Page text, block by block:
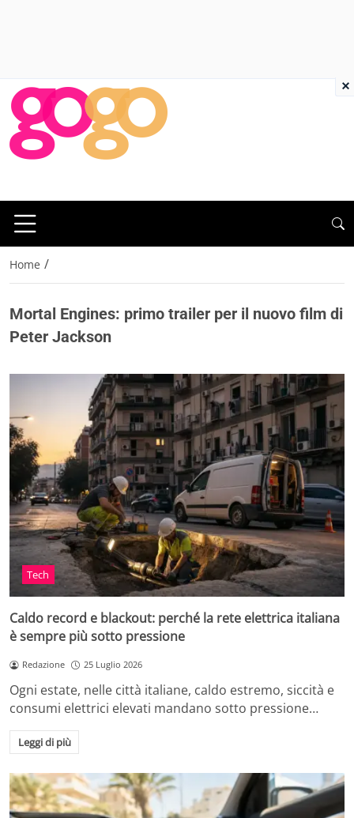
Home /
Mortal Engines: primo trailer per il nuovo film di
Peter Jackson
Tech
Caldo record e blackout: perché la rete elettrica italiana
è sempre più sotto pressione
Redazione 25 Luglio 2026
Ogni estate, nelle città italiane, caldo estremo, siccità e
consumi elettrici elevati mandano sotto pressione…
Leggi di più
×